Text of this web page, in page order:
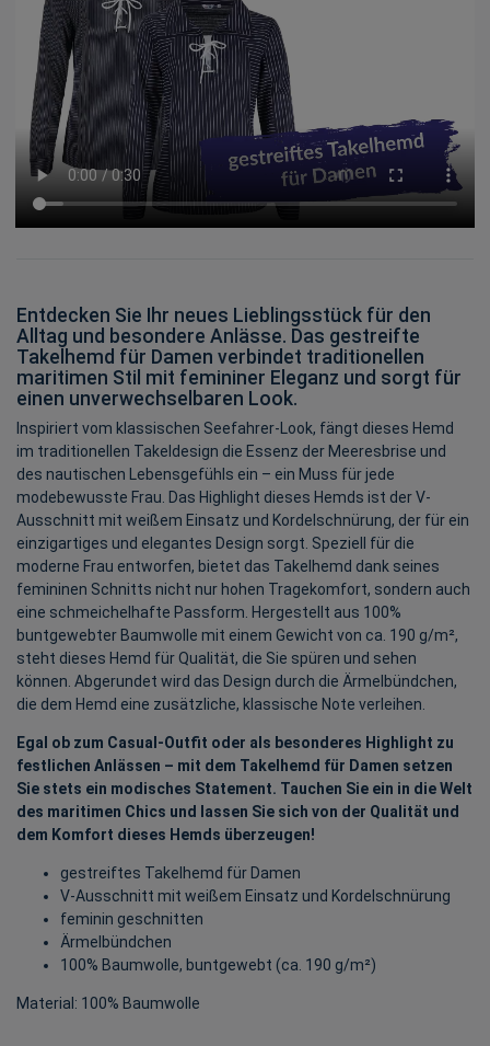
Entdecken Sie Ihr neues Lieblingsstück für den
Alltag und besondere Anlässe. Das gestreifte
Takelhemd für Damen verbindet traditionellen
maritimen Stil mit femininer Eleganz und sorgt für
einen unverwechselbaren Look.
Inspiriert vom klassischen Seefahrer-Look, fängt dieses Hemd
im traditionellen Takeldesign die Essenz der Meeresbrise und
des nautischen Lebensgefühls ein – ein Muss für jede
modebewusste Frau. Das Highlight dieses Hemds ist der V-
Ausschnitt mit weißem Einsatz und Kordelschnürung, der für ein
einzigartiges und elegantes Design sorgt. Speziell für die
moderne Frau entworfen, bietet das Takelhemd dank seines
femininen Schnitts nicht nur hohen Tragekomfort, sondern auch
eine schmeichelhafte Passform. Hergestellt aus 100%
buntgewebter Baumwolle mit einem Gewicht von ca. 190 g/m²,
steht dieses Hemd für Qualität, die Sie spüren und sehen
können. Abgerundet wird das Design durch die Ärmelbündchen,
die dem Hemd eine zusätzliche, klassische Note verleihen.
Egal ob zum Casual-Outfit oder als besonderes Highlight zu
festlichen Anlässen – mit dem Takelhemd für Damen setzen
Sie stets ein modisches Statement. Tauchen Sie ein in die Welt
des maritimen Chics und lassen Sie sich von der Qualität und
dem Komfort dieses Hemds überzeugen!
gestreiftes Takelhemd für Damen
V-Ausschnitt mit weißem Einsatz und Kordelschnürung
feminin geschnitten
Ärmelbündchen
100% Baumwolle, buntgewebt (ca. 190 g/m²)
Material: 100% Baumwolle